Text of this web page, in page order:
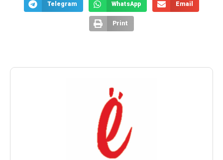
Telegram WhatsApp Email
Print